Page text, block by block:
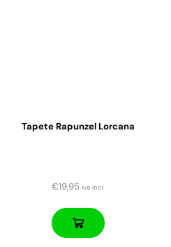
Tapete Rapunzel Lorcana
€19,95 iva incl.